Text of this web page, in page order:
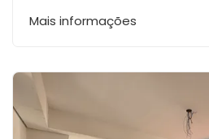
Mais informações